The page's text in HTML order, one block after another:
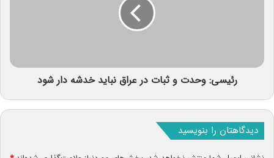
رئیسی: وحدت و ثبات در عراق نباید خدشه دار شود
دیدگاهتان را بنویسید